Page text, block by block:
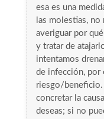
esa es una
las molestias,
averiguar por
y tratar de
intentamos
de infección, por
riesgo/
concretar la
deseas; si no